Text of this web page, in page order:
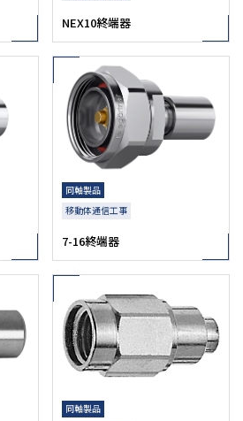
NEX10終端器
同軸製品
移動体通信工事
7-16終端器
同軸製品